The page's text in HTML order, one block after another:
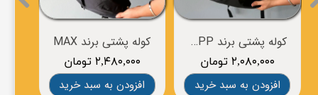
کوله پشتی برند MAX
۲,۴۸۰,۰۰۰ تومان
افزودن به سبد خرید
کوله پشتی برند CROPP
۲,۰۸۰,۰۰۰ تومان
افزودن به سبد خرید